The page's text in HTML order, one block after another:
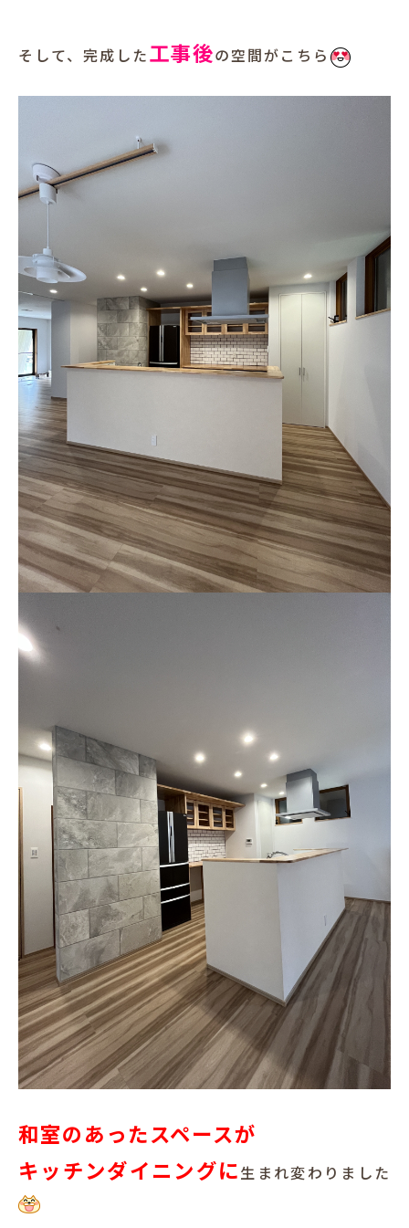
そして、完成した工事後の空間がこちら
和室のあったスペースが
キッチンダイニングに生まれ変わりました